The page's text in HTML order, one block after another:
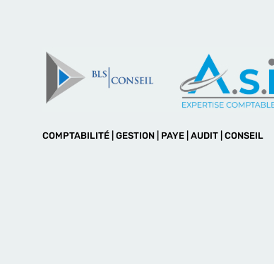
COMPTABILITÉ | GESTION | PAYE | AUDIT | CONSEIL